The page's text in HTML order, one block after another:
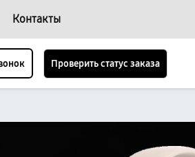
Контакты
Проверить статус заказа